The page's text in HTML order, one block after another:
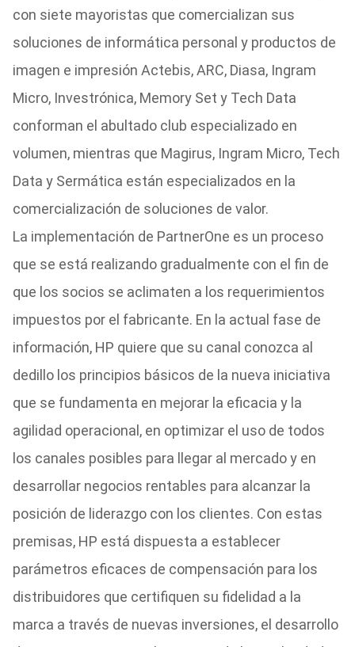
con siete mayoristas que comercializan sus
soluciones de informática personal y productos de
imagen e impresión Actebis, ARC, Diasa, Ingram
Micro, Investrónica, Memory Set y Tech Data
conforman el abultado club especializado en
volumen, mientras que Magirus, Ingram Micro, Tech
Data y Sermática están especializados en la
comercialización de soluciones de valor.
La implementación de PartnerOne es un proceso
que se está realizando gradualmente con el fin de
que los socios se aclimaten a los requerimientos
impuestos por el fabricante. En la actual fase de
información, HP quiere que su canal conozca al
dedillo los principios básicos de la nueva iniciativa
que se fundamenta en mejorar la eficacia y la
agilidad operacional, en optimizar el uso de todos
los canales posibles para llegar al mercado y en
desarrollar negocios rentables para alcanzar la
posición de liderazgo con los clientes. Con estas
premisas, HP está dispuesta a establecer
parámetros eficaces de compensación para los
distribuidores que certifiquen su fidelidad a la
marca a través de nuevas inversiones, el desarrollo